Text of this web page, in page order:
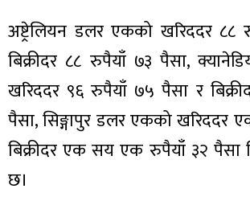
अष्ट्रेलियन डलर एकको खरिददर ८८
बिक्रीदर ८८ रुपैयाँ ७३ पैसा,
खरिददर ९६ रुपैयाँ ७५ पैसा र
पैसा, सिङ्गापुर डलर एकको खरिददर
बिक्रीदर एक सय एक रुपैयाँ ३२ पैसा
छ।